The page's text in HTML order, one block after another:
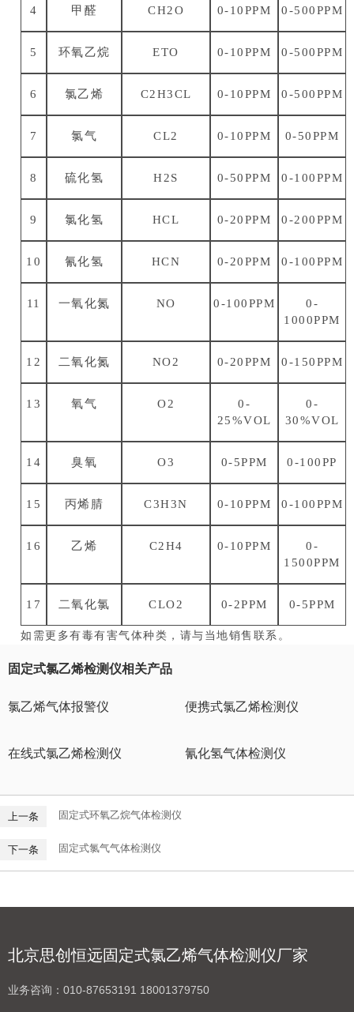
4 甲醛 CH2O 0-10PPM 0-500PPM
5 环氧乙烷 ETO 0-10PPM 0-500PPM
6 氯乙烯 C2H3CL 0-10PPM 0-500PPM
7 氯气 CL2 0-10PPM 0-50PPM
8 硫化氢 H2S 0-50PPM 0-100PPM
9 氯化氢 HCL 0-20PPM 0-200PPM
10 氰化氢 HCN 0-20PPM 0-100PPM
11 一氧化氮 NO 0-100PPM
0-
1000PPM
12 二氧化氮 NO2 0-20PPM 0-150PPM
13 氧气 O2
0-
25%VOL
0-
30%VOL
14 臭氧 O3 0-5PPM 0-100PP
15 丙烯腈 C3H3N 0-10PPM 0-100PPM
16 乙烯 C2H4 0-10PPM
0-
1500PPM
17 二氧化氯 CLO2 0-2PPM 0-5PPM
如需更多有毒有害气体种类，请与当地销售联系。
固定式氯乙烯检测仪相关产品
氯乙烯气体报警仪 便携式氯乙烯检测仪
在线式氯乙烯检测仪 氰化氢气体检测仪
上一条 固定式环氧乙烷气体检测仪
下一条 固定式氯气气体检测仪
北京思创恒远固定式氯乙烯气体检测仪厂家
业务咨询： 010-87653191 18001379750